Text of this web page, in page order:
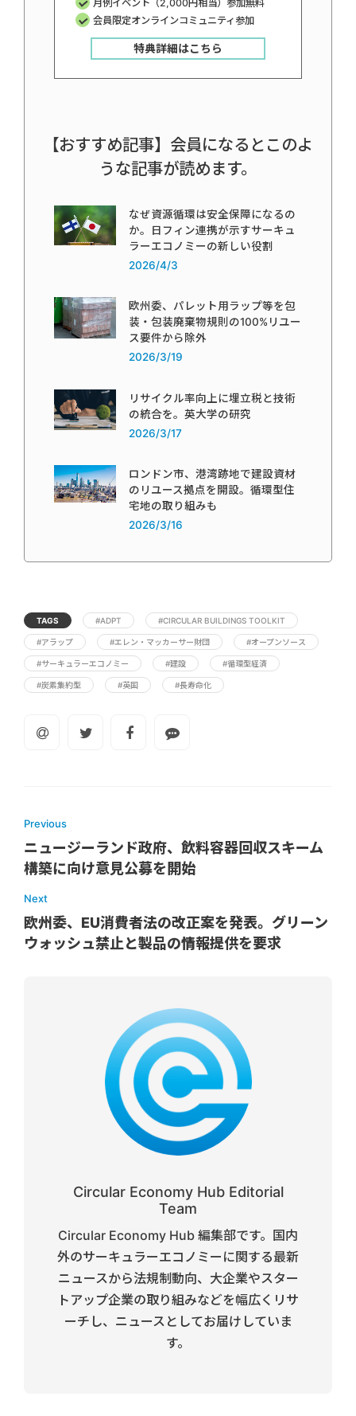
月例イベント（2,000円相当）参加無料
会員限定オンラインコミュニティ参加
特典詳細はこちら
【おすすめ記事】会員になるとこのよ
うな記事が読めます。
なぜ資源循環は安全保障になるの
か。日フィン連携が示すサーキュ
ラーエコノミーの新しい役割
2026/4/3
欧州委、パレット用ラップ等を包
装・包装廃棄物規則の100%リユー
ス要件から除外
2026/3/19
リサイクル率向上に埋立税と技術
の統合を。英大学の研究
2026/3/17
ロンドン市、港湾跡地で建設資材
のリユース拠点を開設。循環型住
宅地の取り組みも
2026/3/16
TAGS #ADPT #CIRCULAR BUILDINGS TOOLKIT
#アラップ #エレン・マッカーサー財団 #オープンソース
#サーキュラーエコノミー #建設 #循環型経済
#炭素集約型 #英国 #長寿命化
Previous
ニュージーランド政府、飲料容器回収スキーム
構築に向け意見公募を開始
Next
欧州委、EU消費者法の改正案を発表。グリーン
ウォッシュ禁止と製品の情報提供を要求
Circular Economy Hub Editorial
Team
Circular Economy Hub 編集部です。国内
外のサーキュラーエコノミーに関する最新
ニュースから法規制動向、大企業やスター
トアップ企業の取り組みなどを幅広くリサ
ーチし、ニュースとしてお届けしていま
す。